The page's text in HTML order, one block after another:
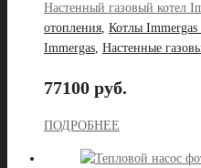
Настенный газовый котел
отопления, Котлы Immergas
Immergas, Настенные
77100 руб.
ПОДРОБНЕЕ